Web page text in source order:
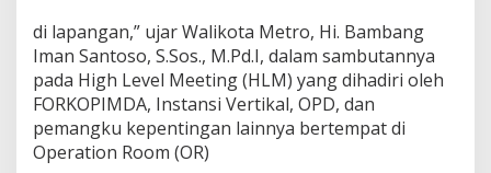
l
J
e
l
a
n
g
di lapangan,” ujar Walikota Metro, Hi. Bambang
Iman Santoso, S.Sos., M.Pd.I, dalam sambutannya
pada High Level Meeting (HLM) yang dihadiri oleh
FORKOPIMDA, Instansi Vertikal, OPD, dan
pemangku kepentingan lainnya bertempat di
Operation Room (OR)